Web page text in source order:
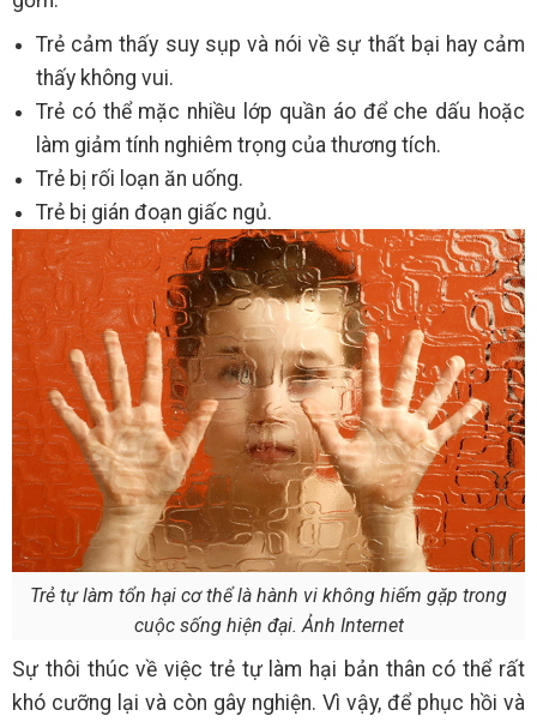
Trẻ cảm thấy suy sụp và nói về sự thất bại hay cảm
thấy không vui.
Trẻ có thể mặc nhiều lớp quần áo để che dấu hoặc
làm giảm tính nghiêm trọng của thương tích.
Trẻ bị rối loạn ăn uống.
Trẻ bị gián đoạn giấc ngủ.
Trẻ tự làm tổn hại cơ thể là hành vi không hiếm gặp trong
cuộc sống hiện đại. Ảnh Internet
Sự thôi thúc về việc trẻ tự làm hại bản thân có thể rất
khó cưỡng lại và còn gây nghiện. Vì vậy, để phục hồi và